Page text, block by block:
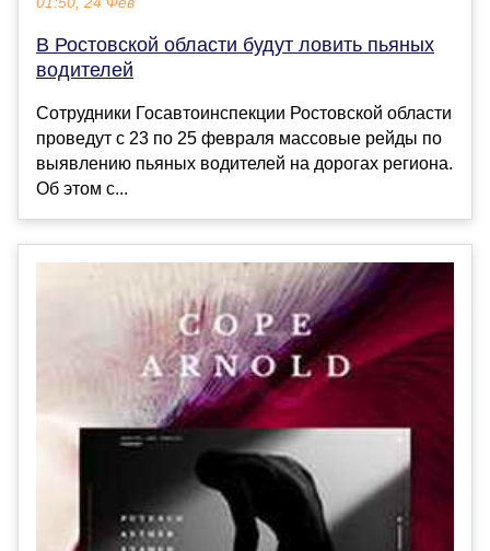
В Ростовской области будут ловить пьяных
водителей
Сотрудники Госавтоинспекции Ростовской области
проведут с 23 по 25 февраля массовые рейды по
выявлению пьяных водителей на дорогах региона.
Об этом с...